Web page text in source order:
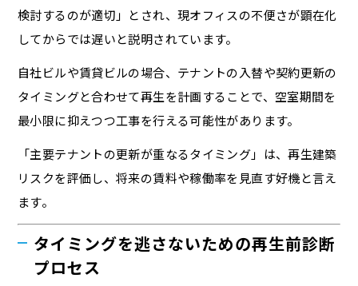
検討するのが適切」とされ、現オフィスの不便さが顕在化
してからでは遅いと説明されています。
自社ビルや賃貸ビルの場合、テナントの入替や契約更新の
タイミングと合わせて再生を計画することで、空室期間を
最小限に抑えつつ工事を行える可能性があります。
「主要テナントの更新が重なるタイミング」は、再生建築
リスクを評価し、将来の賃料や稼働率を見直す好機と言え
ます。
タイミングを逃さないための再生前診断
プロセス